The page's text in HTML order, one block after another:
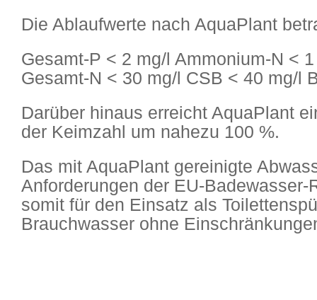
Die Ablaufwerte nach AquaPlant
Gesamt-P < 2 mg/l Ammonium-N <
Gesamt-N < 30 mg/l CSB < 40 mg/l
Darüber hinaus erreicht AquaPlant
der Keimzahl um nahezu 100 %.
Das mit AquaPlant gereinigte
Anforderungen der EU-Badewasser-
somit für den Einsatz als
Brauchwasser ohne